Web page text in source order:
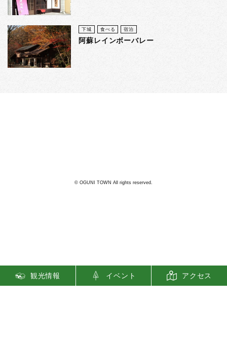
下城 食べる 宿泊
阿蘇レインボーバレー
© OGUNI TOWN All rights reserved.
観光情報 イベント アクセス
Translate »